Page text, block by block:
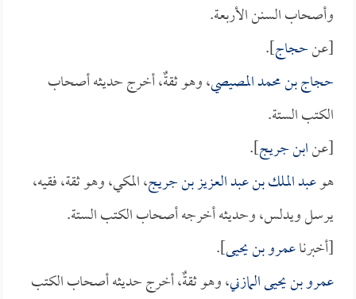
وأصحاب السنن الأربعة.
[عنحجاج].
حجاج بن محمد المصيصي، وهو ثقةٌ، أخرج حديثه أصحاب
الكتب الستة.
[عنابن جريج].
هوعبد الملك بن عبد العزيز بن جريج، المكي، وهو ثقة، فقيه،
يرسل ويدلس، وحديثه أخرجه أصحاب الكتب الستة.
[أخبرناعمرو بن يحيى].
عمرو بن يحيى المازني، وهو ثقةٌ، أخرج حديثه أصحاب الكتب